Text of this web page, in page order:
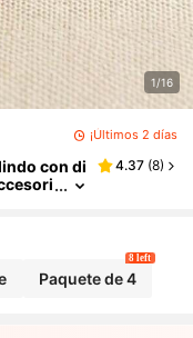
1/16
¡Últimos 2 días
con di
4.37 (8)
Paquete de 4
8 left